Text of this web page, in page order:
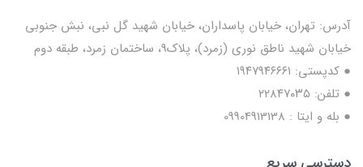
آدرس: تهران، خیابان پاسداران، خیابان شهید گل نبی، نبش جنوبی
خیابان شهید ناطق نوری (زمرد)، پلاک9، ساختمان زمرد، طبقه دوم
● کدپستی: ۱۹۴۷۹۴۶۶۶۱
● تلفن: ٢٢٨۴٧۰۳۵
● بله و ایتا : 09904913138